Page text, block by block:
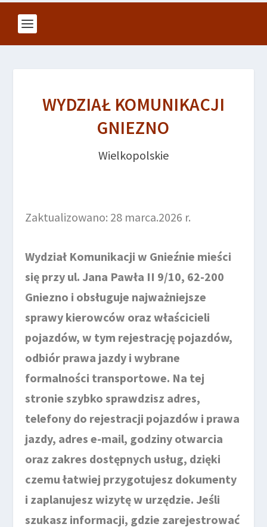
WYDZIAŁ KOMUNIKACJI
GNIEZNO
Wielkopolskie
Zaktualizowano: 28 marca.2026 r.
Wydział Komunikacji w Gnieźnie mieści
się przy ul. Jana Pawła II 9/10, 62-200
Gniezno i obsługuje najważniejsze
sprawy kierowców oraz właścicieli
pojazdów, w tym rejestrację pojazdów,
odbiór prawa jazdy i wybrane
formalności transportowe. Na tej
stronie szybko sprawdzisz adres,
telefony do rejestracji pojazdów i prawa
jazdy, adres e-mail, godziny otwarcia
oraz zakres dostępnych usług, dzięki
czemu łatwiej przygotujesz dokumenty
i zaplanujesz wizytę w urzędzie. Jeśli
szukasz informacji, gdzie zarejestrować